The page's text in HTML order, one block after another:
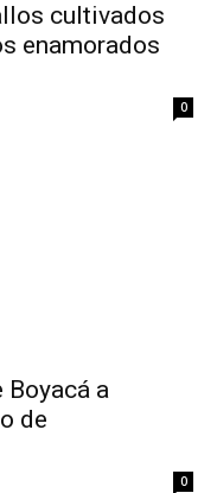
cultivados
enamorados
0
Boyacá a
de
0